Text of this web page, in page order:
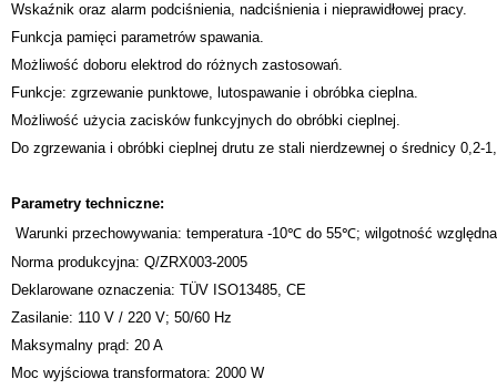
Wskaźnik oraz alarm podciśnienia, nadciśnienia i nieprawidłowej pracy.
Funkcja pamięci parametrów spawania.
Możliwość doboru elektrod do różnych zastosowań.
Funkcje: zgrzewanie punktowe, lutospawanie i obróbka cieplna.
Możliwość użycia zacisków funkcyjnych do obróbki cieplnej.
Do zgrzewania i obróbki cieplnej drutu ze stali nierdzewnej o średnicy 0,2-
Parametry techniczne:
Warunki przechowywania: temperatura -10℃ do 55℃; wilgotność
Norma produkcyjna: Q/ZRX003-2005
Deklarowane oznaczenia: TÜV ISO13485, CE
Zasilanie: 110 V / 220 V; 50/60 Hz
Maksymalny prąd: 20 A
Moc wyjściowa transformatora: 2000 W